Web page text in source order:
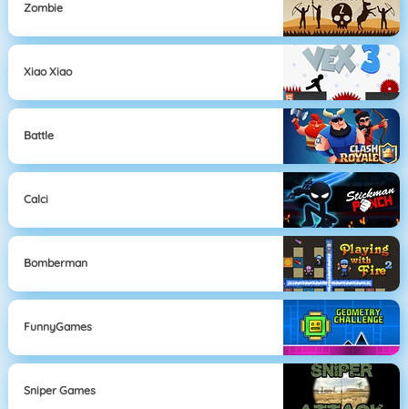
Zombie
Xiao Xiao
Battle
Calci
Bomberman
FunnyGames
Sniper Games